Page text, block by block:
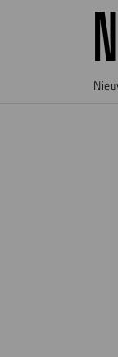
Overslaan en naar